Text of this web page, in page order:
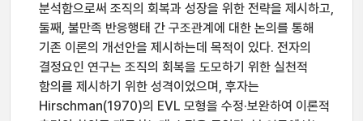
분석함으로써 조직의 회복과 성장을 위한 전략을 제시하고,
둘째, 불만족 반응행태 간 구조관계에 대한 논의를 통해
기존 이론의 개선안을 제시하는데 목적이 있다. 전자의
결정요인 연구는 조직의 회복을 도모하기 위한 실천적
함의를 제시하기 위한 성격이었으며, 후자는
Hirschman(1970)의 EVL 모형을 수정·보완하여 이론적